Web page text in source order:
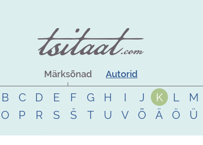
Märksõnad Autorid
B C D E F G H I J K L
M
O P R S Š T U V Õ Ä Ö Ü